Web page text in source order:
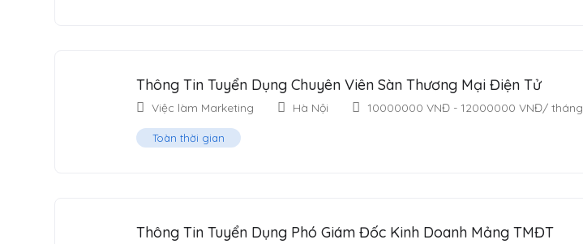
Thông Tin Tuyển Dụng Chuyên Viên Sàn Thương Mại Điện Tử
Việc làm Marketing Hà Nội 10000000 VNĐ - 12000000 VNĐ/ tháng
Toàn thời gian
Thông Tin Tuyển Dụng Phó Giám Đốc Kinh Doanh Mảng TMĐT